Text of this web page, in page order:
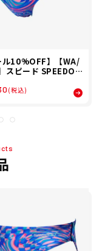
ル10%OFF】【WA/
スピード SPEEDO
ョートブーン スイム
着 SC42607F-BL 2
(税込)